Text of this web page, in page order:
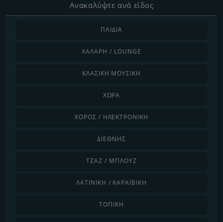
Ανακαλύψτε ανά είδος
ΠΑΙΔΙΆ
ΧΑΛΑΡΉ / LOUNGE
ΚΛΑΣΙΚΉ ΜΟΥΣΙΚΉ
ΧΏΡΑ
ΧΟΡΌΣ / ΗΛΕΚΤΡΟΝΙΚΉ
ΔΙΕΘΝΉΣ
ΤΖΑΖ / ΜΠΛΟΥΖ
ΛΑΤΙΝΙΚΉ / ΚΑΡΑΪΒΙΚΉ
ΤΟΠΙΚΉ